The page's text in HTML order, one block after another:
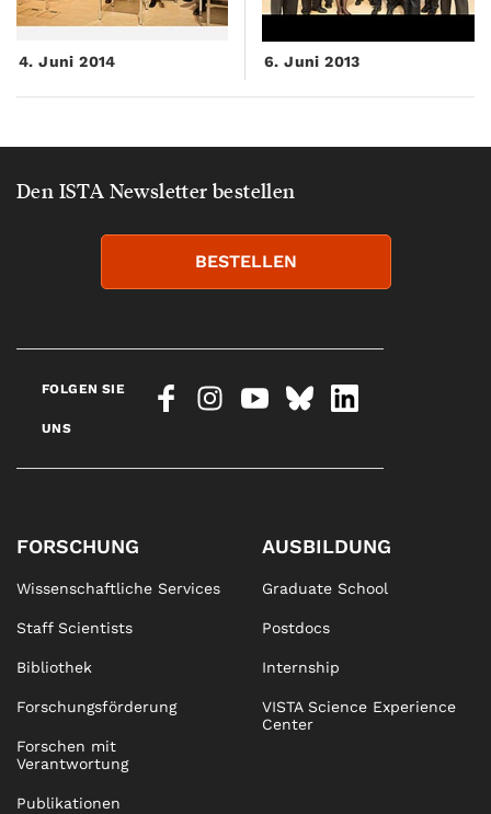
4. Juni 2014 6. Juni 2013
Den ISTA Newsletter bestellen
BESTELLEN
FOLGEN SIE
UNS
FORSCHUNG
Wissenschaftliche Services
Staff Scientists
Bibliothek
Forschungsförderung
Forschen mit
Verantwortung
Publikationen
AUSBILDUNG
Graduate School
Postdocs
Internship
VISTA Science Experience
Center